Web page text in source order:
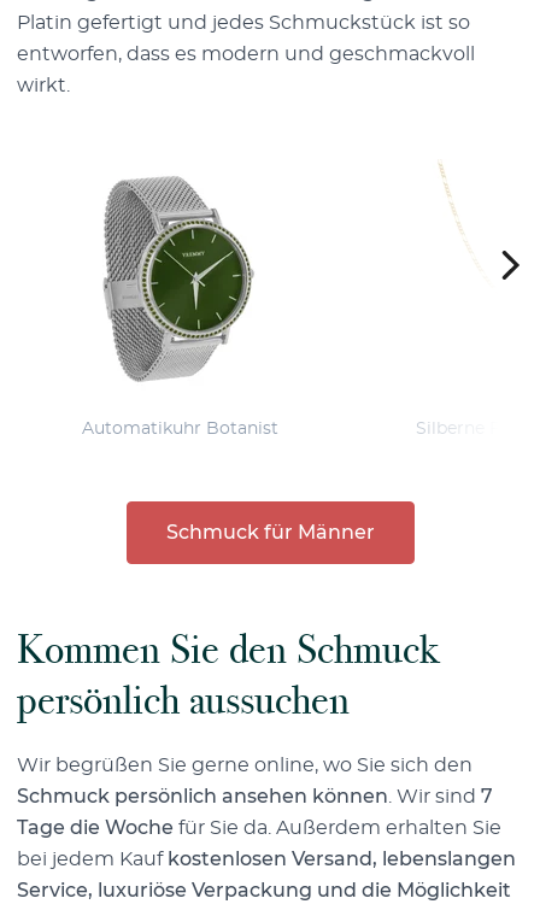
Platin gefertigt und jedes Schmuckstück ist so
entworfen, dass es modern und geschmackvoll
wirkt.
Automatikuhr Botanist Silberne
Schmuck für Männer
Kommen Sie den Schmuck
persönlich aussuchen
Wir begrüßen Sie gerne online, wo Sie sich den
Schmuck persönlich ansehen können . Wir sind 7
Tage die Woche für Sie da. Außerdem erhalten Sie
bei jedem Kauf kostenlosen Versand, lebenslangen
Service, luxuriöse Verpackung und die Möglichkeit